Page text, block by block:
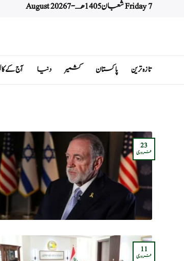
Friday 7 شعبان 1405 هـ - 7 August 2026
تازہ ترین پاکستان کشمیر دنیا آج کے
23
فروری
11
فروری